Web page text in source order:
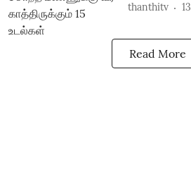
thanthitv
Read More